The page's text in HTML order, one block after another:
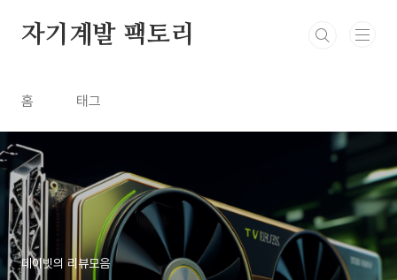
자기계발 팩토리
홈 태그
데이빗의 리뷰모음